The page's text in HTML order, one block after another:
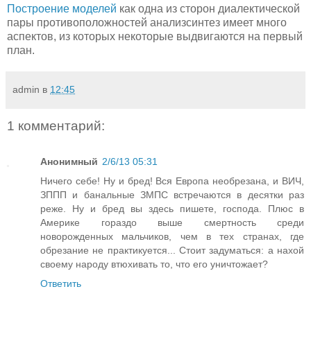
Построение моделей как одна из сторон диалектической
пары противоположностей анализсинтез имеет много
аспектов, из которых некоторые выдвигаются на первый
план.
admin в 12:45
1 комментарий:
Анонимный 2/6/13 05:31
Ничего себе! Ну и бред! Вся Европа необрезана, и ВИЧ,
ЗППП и банальные ЗМПС встречаются в десятки раз
реже. Ну и бред вы здесь пишете, господа. Плюс в
Америке гораздо выше смертность среди
новорожденных мальчиков, чем в тех странах, где
обрезание не практикуется... Стоит задуматься: а нахой
своему народу втюхивать то, что его уничтожает?
Ответить